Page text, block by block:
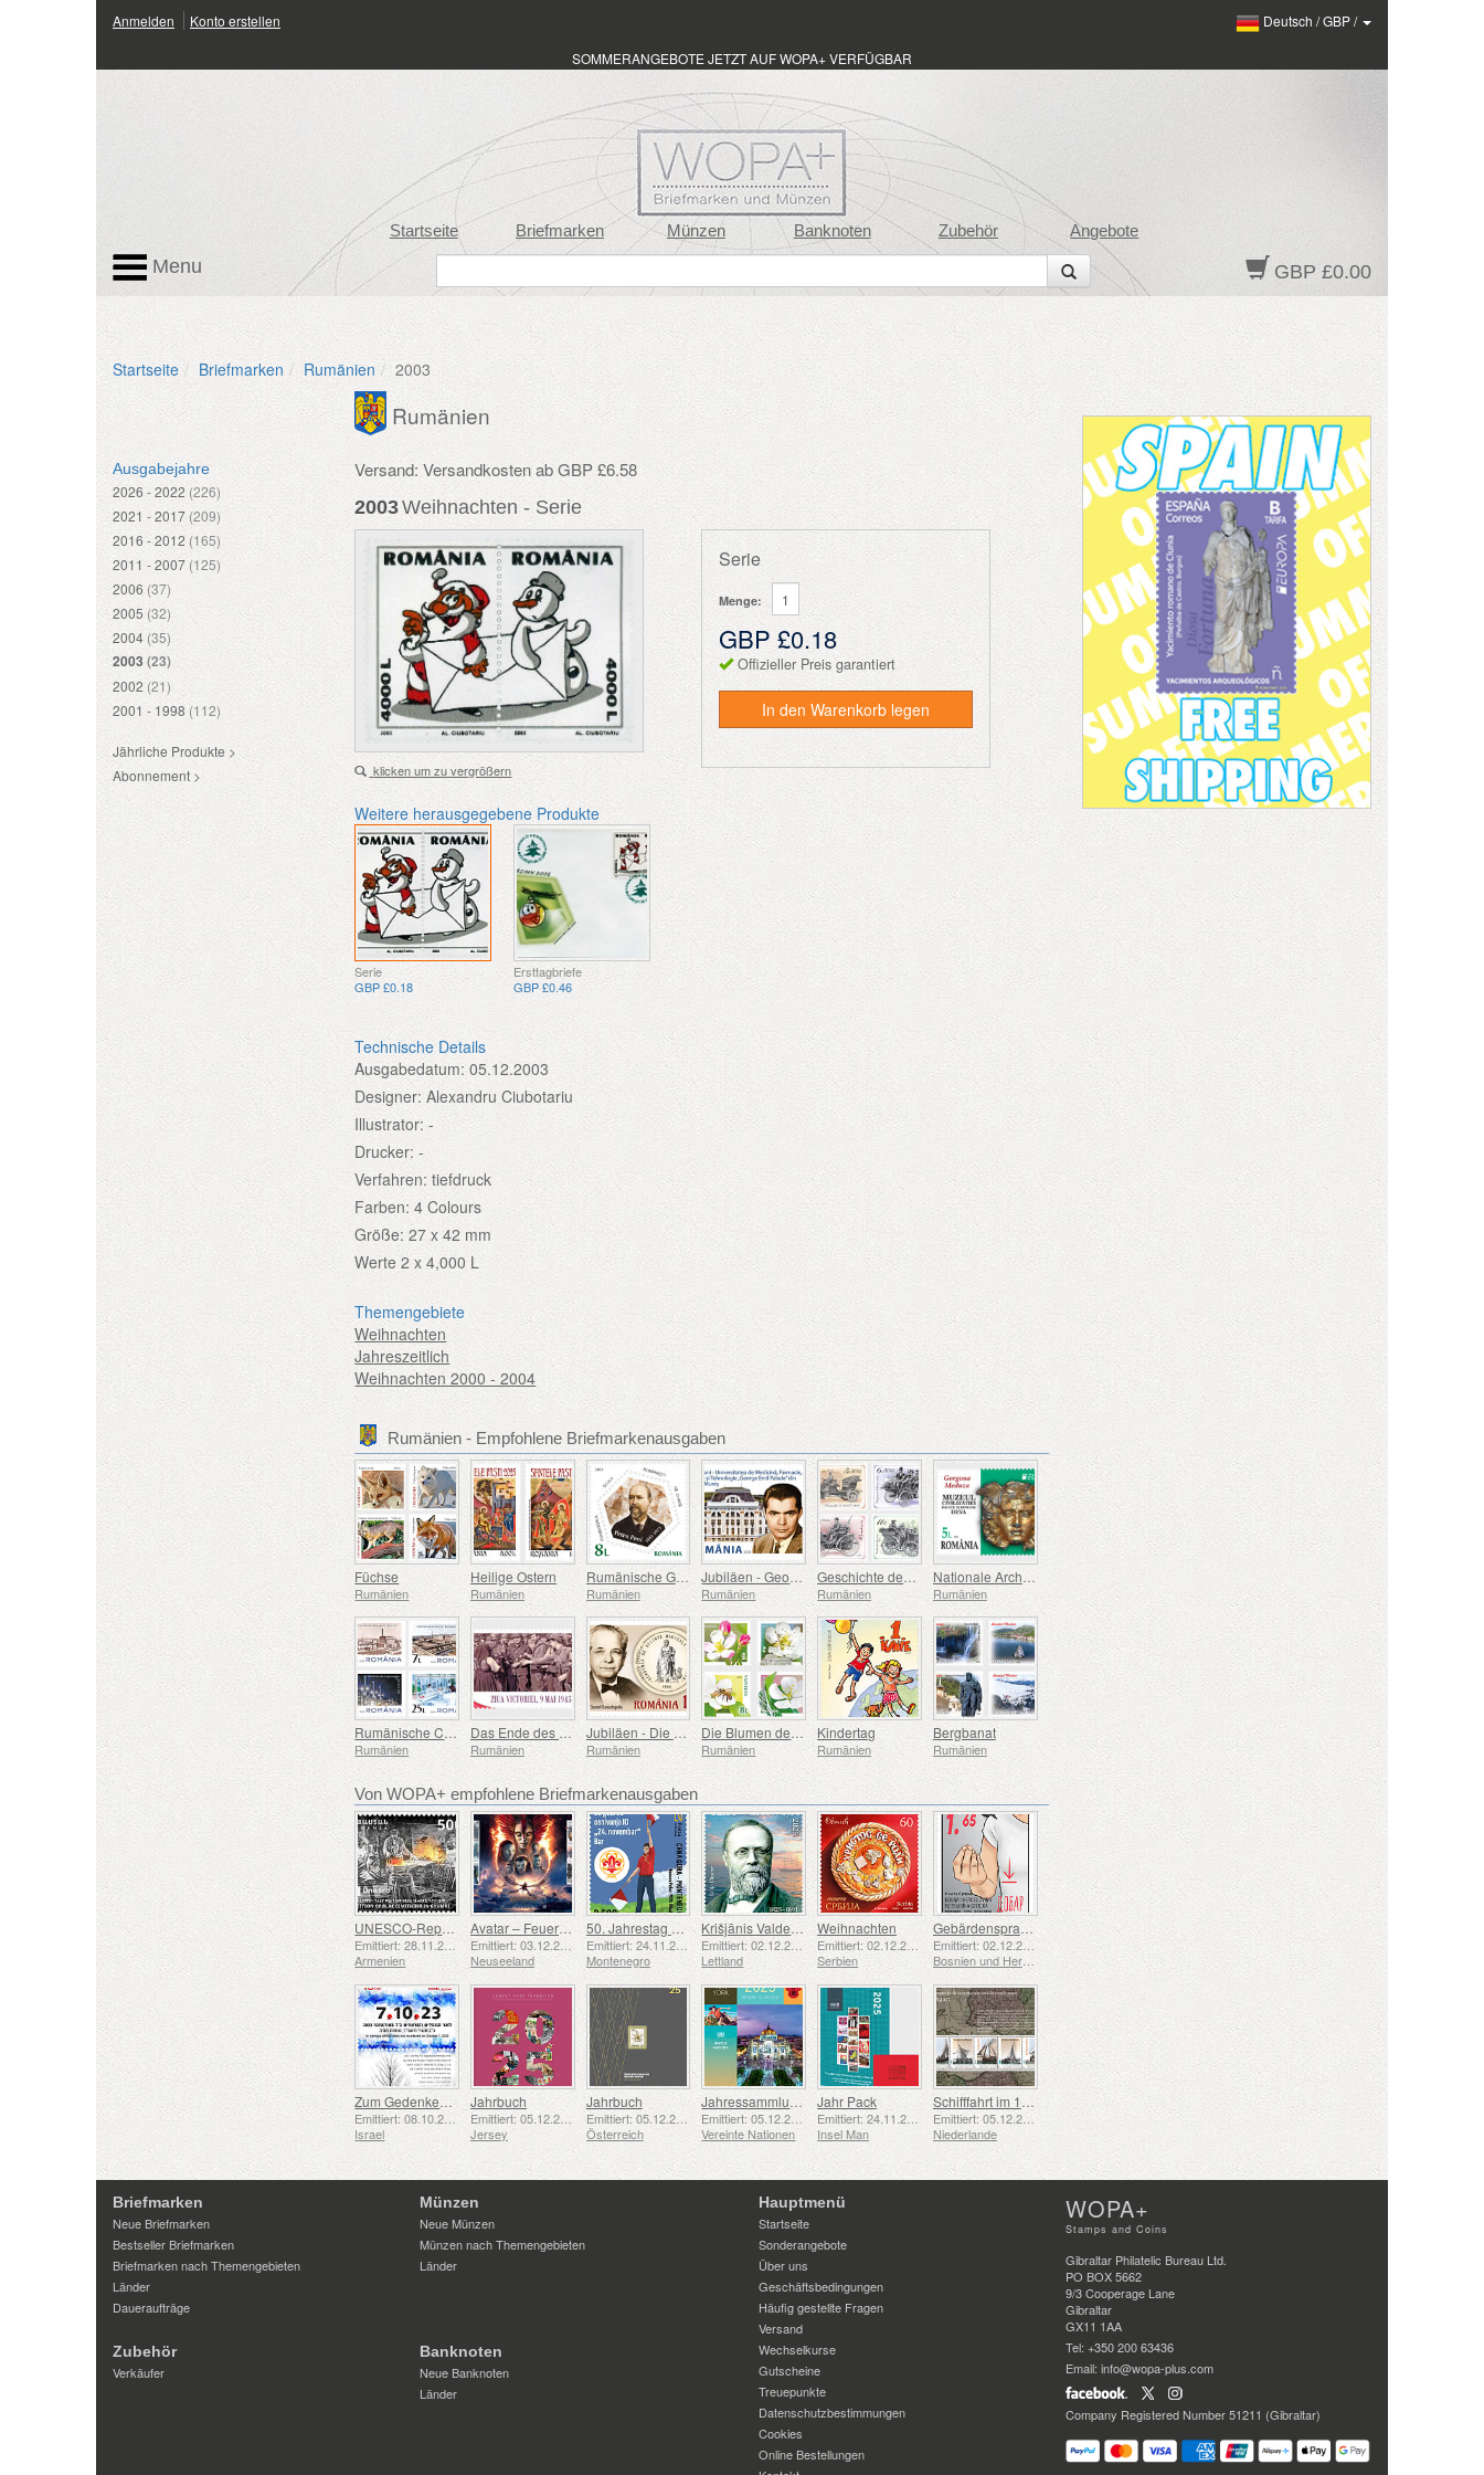
Anmelden Konto erstellen Deutsch /GBP/
SOMMERANGEBOTE JETZT AUF WOPA+ VERFÜGBAR
Startseite Briefmarken Münzen Banknoten Zubehör Angebote
GBP £0.00
Menu
Startseite Briefmarken Rumänien 2003
Ausgabejahre
2026 - 2022 (226)
2021 - 2017 (209)
2016 - 2012 (165)
2011 - 2007 (125)
2006 (37)
2005 (32)
2004 (35)
2003 (23)
2002 (21)
2001 - 1998 (112)
Jährliche Produkte >
Abonnement >
Rumänien
Versand: Versandkosten ab GBP £6.58
2003Weihnachten - Serie
klicken um zu vergrößern
Serie
Menge:
GBP £0.18
Offizieller Preis garantiert
In den Warenkorb legen
Weitere herausgegebene Produkte
Serie
GBP £0.18
Ersttagbriefe
GBP £0.46
Technische Details
Ausgabedatum: 05.12.2003
Designer: Alexandru Ciubotariu
Illustrator: -
Drucker: -
Verfahren: tiefdruck
Farben: 4 Colours
Größe: 27 x 42 mm
Werte 2 x 4,000 L
Themengebiete
Weihnachten
Jahreszeitlich
Weihnachten 2000 - 2004
Rumänien - Empfohlene Briefmarkenausgaben
Füchse
Rumänien
Heilige Ostern
Rumänien
Rumänische Gelehrte
Rumänien
Jubiläen - George Emil Palade Universität für Medizin, Pharmazie, Naturwissenschaften und Technologie von Targu Mures
Rumänien
Geschichte des Automobils (II)
Rumänien
Nationale Archäologische Entdeckungen
Rumänien
Rumänische Chemieindustrie – Landesmarke
Rumänien
Das Ende des Zweiten Weltkriegs, 80 Jahre Danach
Rumänien
Jubiläen - Die Akademie der Medizinischen Wissenschaften
Rumänien
Die Blumen der Obstgärten
Rumänien
Kindertag
Rumänien
Bergbanat
Rumänien
Von WOPA+ empfohlene Briefmarkenausgaben
UNESCO-Repräsentative Liste des Immateriellen Kulturerbes der Menschheit – Schmiedetradition in Gyumri
Armenien
Avatar – Feuer und Asche
Neuseeland
50. Jahrestag der Gründung der Pfadfindergruppe „24. November Bar Scout“
Emittiert: 24.11.2025
Montenegro
Krišjānis Valdemārs
Lettland
Weihnachten
Serbien
Gebärdensprache - Gut
Emittiert: 02.12.2025
Bosnien und Herzegowina - Republik Srpska
Zum Gedenken an die Gefallenen und Ermordeten vom 7. Oktober 2023
Israel
Jahrbuch
Jersey
Jahrbuch
Emittiert: 05.12.2025
Österreich
Jahressammlungsmappe (New York)
Vereinte Nationen
Jahr Pack
Emittiert: 24.11.2025
Insel Man
Schifffahrt im 17. und 18. Jahrhundert – Torfschifffahrt
Emittiert: 05.12.2025
Niederlande
Briefmarken
Neue Briefmarken
Bestseller Briefmarken
Briefmarken nach Themengebieten
Länder
Daueraufträge
Münzen
Neue Münzen
Münzen nach Themengebieten
Länder
Zubehör
Verkäufer
Banknoten
Neue Banknoten
Länder
Hauptmenü
Startseite
Sonderangebote
Über uns
Geschäftsbedingungen
Häufig gestellte Fragen
Versand
Wechselkurse
Gutscheine
Treuepunkte
Datenschutzbestimmungen
Cookies
Online Bestellungen
WOPA+
Stamps and Coins
Gibraltar Philatelic Bureau Ltd.
PO BOX 5662
9/3 Cooperage Lane
Gibraltar
GX11 1AA
Tel: +350 200 63436
Email: info@wopa-plus.com
Company Registered Number 51211 (Gibraltar)